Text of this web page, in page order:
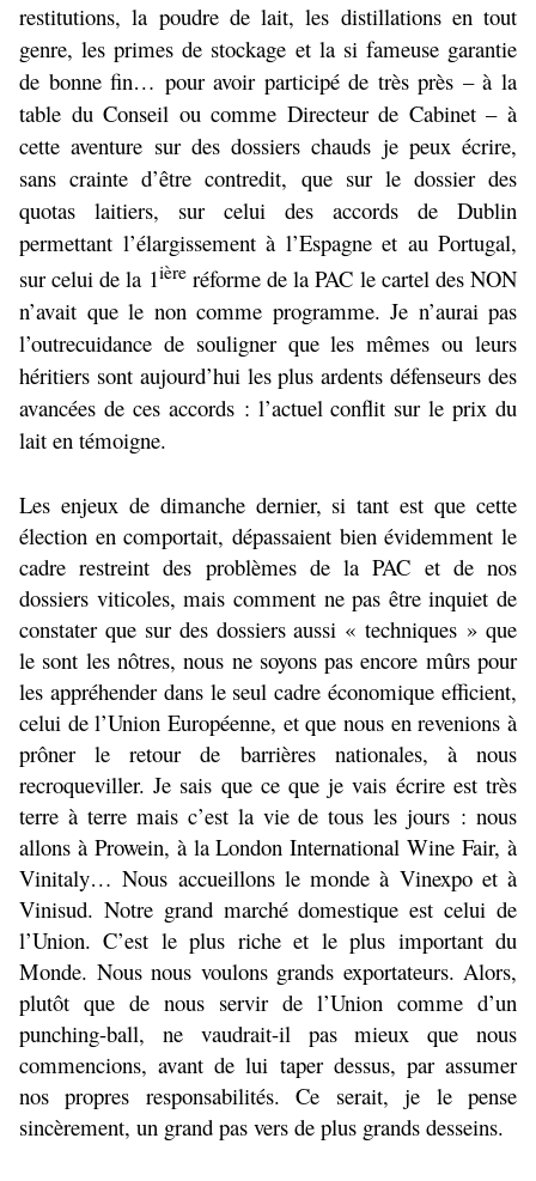
restitutions, la poudre de lait, les distillations en tout
genre, les primes de stockage et la si fameuse garantie
de bonne fin… pour avoir participé de très près – à la
table du Conseil ou comme Directeur de Cabinet – à
cette aventure sur des dossiers chauds je peux écrire,
sans crainte d’être contredit, que sur le dossier des
quotas laitiers, sur celui des accords de Dublin
permettant l’élargissement à l’Espagne et au Portugal,
sur celui de la 1ièreréforme de la PAC le cartel des NON
n’avait que le non comme programme. Je n’aurai pas
l’outrecuidance de souligner que les mêmes ou leurs
héritiers sont aujourd’hui les plus ardents défenseurs des
avancées de ces accords : l’actuel conflit sur le prix du
lait en témoigne.
Les enjeux de dimanche dernier, si tant est que cette
élection en comportait, dépassaient bien évidemment le
cadre restreint des problèmes de la PAC et de nos
dossiers viticoles, mais comment ne pas être inquiet de
constater que sur des dossiers aussi « techniques » que
le sont les nôtres, nous ne soyons pas encore mûrs pour
les appréhender dans le seul cadre économique efficient,
celui de l’Union Européenne, et que nous en revenions à
prôner le retour de barrières nationales, à nous
recroqueviller. Je sais que ce que je vais écrire est très
terre à terre mais c’est la vie de tous les jours : nous
allons à Prowein, à la London International Wine Fair, à
Vinitaly… Nous accueillons le monde à Vinexpo et à
Vinisud. Notre grand marché domestique est celui de
l’Union. C’est le plus riche et le plus important du
Monde. Nous nous voulons grands exportateurs. Alors,
plutôt que de nous servir de l’Union comme d’un
punching-ball, ne vaudrait-il pas mieux que nous
commencions, avant de lui taper dessus, par assumer
nos propres responsabilités. Ce serait, je le pense
sincèrement, un grand pas vers de plus grands desseins.